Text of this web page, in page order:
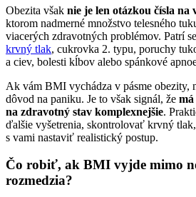
Obezita však nie je len otázkou čísla na
ktorom nadmerné množstvo telesného
viacerých zdravotných problémov. Patrí
krvný tlak, cukrovka 2. typu, poruchy
a ciev, bolesti kĺbov alebo spánkové
Ak vám BMI vychádza v pásme obezity,
dôvod na paniku. Je to však signál, že má
na zdravotný stav komplexnejšie.
ďalšie vyšetrenia, skontrolovať krvný
s vami nastaviť realistický postup.
Čo robiť, ak BMI vyjde mimo
rozmedzia?